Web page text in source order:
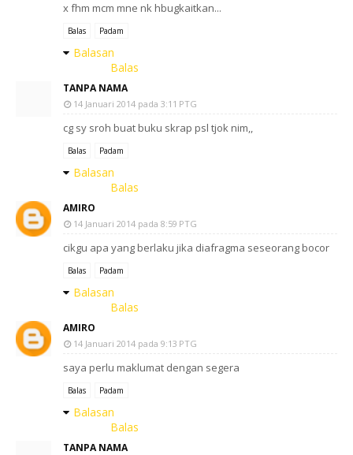
x fhm mcm mne nk hbugkaitkan...
Balas Padam
Balasan
Balas
TANPA NAMA
14 Januari 2014 pada 3:11 PTG
cg sy sroh buat buku skrap psl tjok nim,,
Balas Padam
Balasan
Balas
AMIRO
14 Januari 2014 pada 8:59 PTG
cikgu apa yang berlaku jika diafragma seseorang bocor
Balas Padam
Balasan
Balas
AMIRO
14 Januari 2014 pada 9:13 PTG
saya perlu maklumat dengan segera
Balas Padam
Balasan
Balas
TANPA NAMA